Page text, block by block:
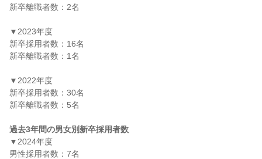
新卒離職者数：2名
▼2023年度
新卒採用者数：16名
新卒離職者数：1名
▼2022年度
新卒採用者数：30名
新卒離職者数：5名
過去3年間の男女別新卒採用者数
▼2024年度
男性採用者数：7名